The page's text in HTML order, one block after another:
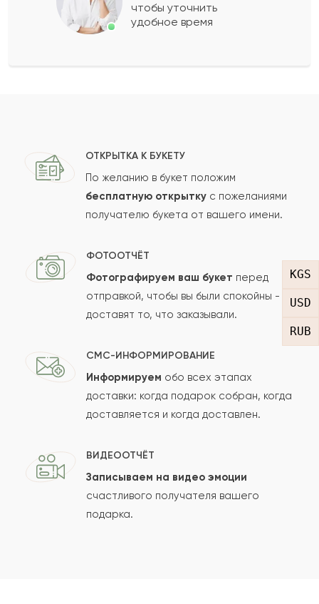
KGS
USD
RUB
Алдона
Оставить свой отзыв
Ваше имя
Ваш e-mail
Отзыв
чтобы уточнить
удобное время
ОТКРЫТКА К БУКЕТУ
По желанию в букет положим
бесплатную открытку с пожеланиями
получателю букета от вашего имени.
ФОТООТЧЁТ
Фотографируем ваш букет перед
отправкой, чтобы вы были спокойны -
доставят то, что заказывали.
СМС-ИНФОРМИРОВАНИЕ
Информируем обо всех этапах
доставки: когда подарок собран, когда
доставляется и когда доставлен.
ВИДЕООТЧЁТ
Записываем на видео эмоции
счастливого получателя вашего
подарка.